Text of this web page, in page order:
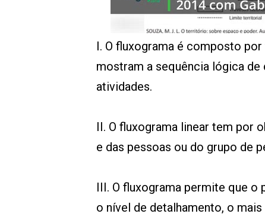
I. O fluxograma é composto
mostram a sequência lógica
atividades.
II. O fluxograma linear tem por
e das pessoas ou do grupo de
III. O fluxograma permite que
o nível de detalhamento, o